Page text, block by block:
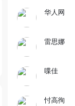
华人网
雷思娜
喋佳
忖高徇